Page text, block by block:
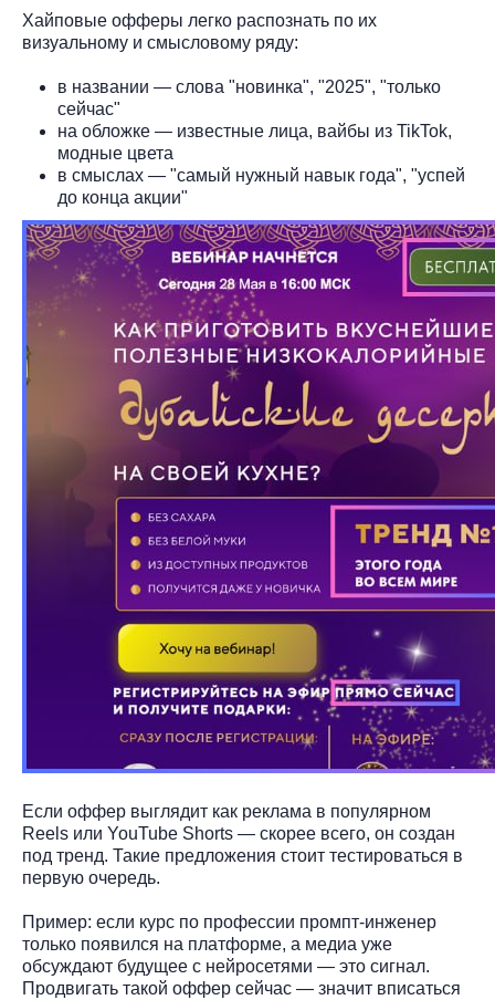
Хайповые офферы легко распознать по их
визуальному и смысловому ряду:
в названии — слова "новинка", "2025", "только
сейчас"
на обложке — известные лица, вайбы из TikTok,
модные цвета
в смыслах — "самый нужный навык года", "успей
до конца акции"
Если оффер выглядит как реклама в популярном
Reels или YouTube Shorts — скорее всего, он создан
под тренд. Такие предложения стоит тестироваться в
первую очередь.
Пример: если курс по профессии промпт-инженер
только появился на платформе, а медиа уже
обсуждают будущее с нейросетями — это сигнал.
Продвигать такой оффер сейчас — значит вписаться